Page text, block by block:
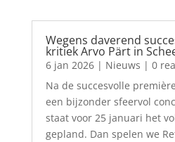
Wegens daverend
kritiek Arvo Pärt in
6 jan 2026| Nieuws | 0
Na de succesvolle
een bijzonder sfeervol
staat voor 25 januari het
gepland. Dan spelen we